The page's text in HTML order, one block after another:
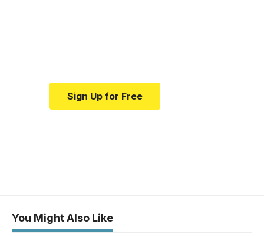
Sign Up for Free
You Might Also Like